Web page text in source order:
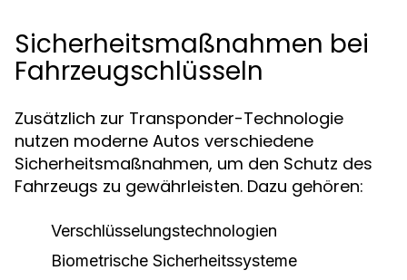
Sicherheitsmaßnahmen bei
Fahrzeugschlüsseln
Zusätzlich zur Transponder-Technologie
nutzen moderne Autos verschiedene
Sicherheitsmaßnahmen, um den Schutz des
Fahrzeugs zu gewährleisten. Dazu gehören:
Verschlüsselungstechnologien
Biometrische Sicherheitssysteme